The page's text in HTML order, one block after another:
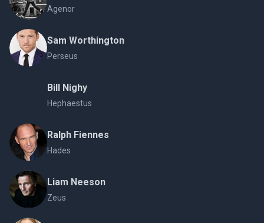
Agenor
Sam Worthington
Perseus
Bill Nighy
Hephaestus
Ralph Fiennes
Hades
Liam Neeson
Zeus